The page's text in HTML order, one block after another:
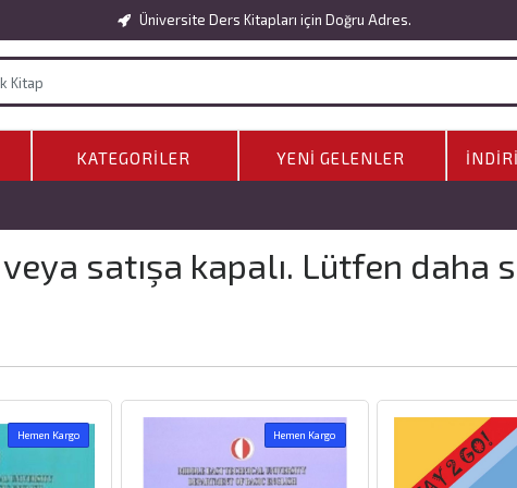
Üniversite Ders Kitapları için Doğru Adres.
KATEGORILER YENI GELENLER
satışa kapalı. Lütfen daha
Hemen Kargo Hemen Kargo